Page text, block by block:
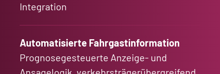
Integration
Automatisierte Fahrgastinformation
Prognosegesteuerte Anzeige- und